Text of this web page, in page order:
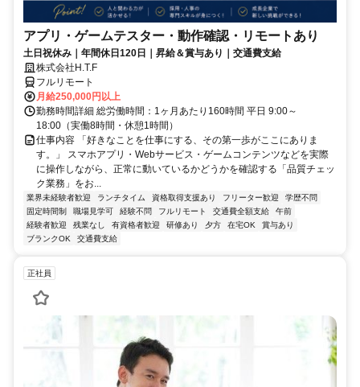
アプリ・ゲームテスター・動作確認・リモートあり
土日祝休み｜年間休日120日｜昇給＆賞与あり｜交通費支給
株式会社H.T.F
フルリモート
月給250,000円以上
勤務時間詳細 総労働時間：1ヶ月あたり160時間 平日 9:00～
18:00（実働8時間・休憩1時間）
仕事内容 「好きなことを仕事にする、その第一歩がここにありま
す。」 スマホアプリ・Webサービス・ゲームコンテンツなどを実際
に操作しながら、正常に動いているかどうかを確認する「品質チェッ
ク業務」をお...
業界未経験者歓迎 ランチタイム 資格取得支援あり フリーター歓迎
学歴不問
固定時間制
職場見学可 経験不問 フルリモート 交通費全額支給
午前
経験者歓迎
残業なし 有資格者歓迎 研修あり 夕方 在宅OK
賞与あり
ブランクOK
交通費支給
正社員